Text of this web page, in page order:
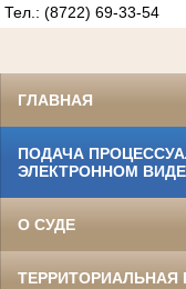
Тел.: (8722) 69-33-54
ГЛАВНАЯ
ПОДАЧА
ЭЛЕКТРОННОМ ВИДЕ
О СУДЕ
ТЕРРИТОРИАЛЬНАЯ